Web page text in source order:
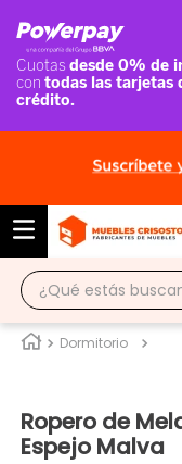
¿Qué estás
Dormitorio
Ropero de
Espejo Malva